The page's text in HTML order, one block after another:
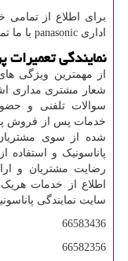
برای اطلاع از
اداری panasonic با ما
نمایندگی تعمیرات
از مهمترین ویژگی
شعار مشتری مداری
سوالات تلفنی و
خدمات پس از فروش
شده از سوی
پاناسونیک و
رضایت مشتریان و
اطلاع از خدمات هریک
سایت نمایندگی
66583436
66582356